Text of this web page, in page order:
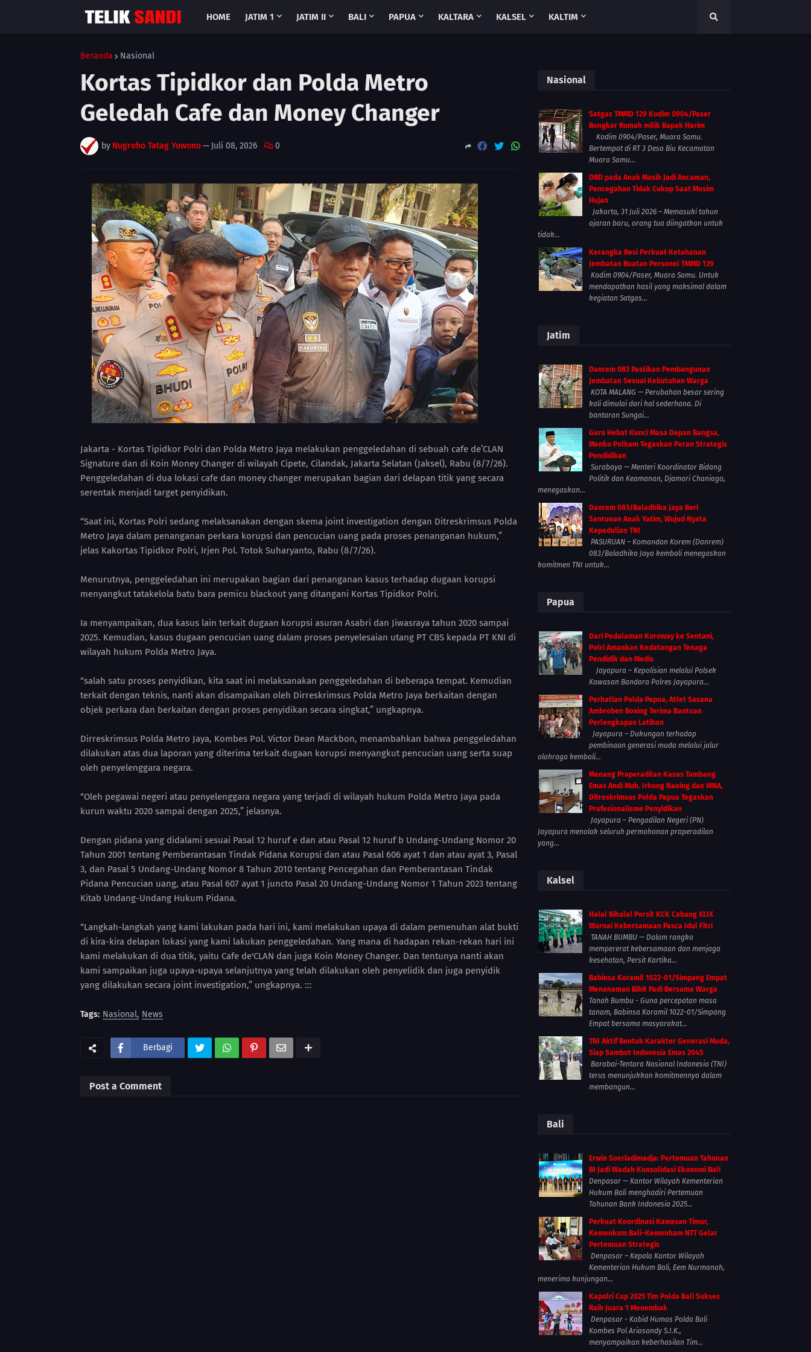
HOME JATIM 1 JATIM II BALI PAPUA KALTARA KALSEL KALTIM
Beranda Nasional
Kortas Tipidkor dan Polda Metro
Geledah Cafe dan Money Changer
by Nugroho Tatag Yuwono— Juli 08, 2026 0
Jakarta - Kortas Tipidkor Polri dan Polda Metro Jaya melakukan penggeledahan di sebuah cafe de’CLAN
Signature dan di Koin Money Changer di wilayah Cipete, Cilandak, Jakarta Selatan (Jaksel), Rabu (8/7/26).
Penggeledahan di dua lokasi cafe dan money changer merupakan bagian dari delapan titik yang secara
serentak menjadi target penyidikan.
“Saat ini, Kortas Polri sedang melaksanakan dengan skema joint investigation dengan Ditreskrimsus Polda
Metro Jaya dalam penanganan perkara korupsi dan pencucian uang pada proses penanganan hukum,”
jelas Kakortas Tipidkor Polri, Irjen Pol. Totok Suharyanto, Rabu (8/7/26).
Menurutnya, penggeledahan ini merupakan bagian dari penanganan kasus terhadap dugaan korupsi
menyangkut tatakelola batu bara pemicu blackout yang ditangani Kortas Tipidkor Polri.
Ia menyampaikan, dua kasus lain terkait dugaan korupsi asuran Asabri dan Jiwasraya tahun 2020 sampai
2025. Kemudian, kasus dugaan pencucian uang dalam proses penyelesaian utang PT CBS kepada PT KNI di
wilayah hukum Polda Metro Jaya.
“salah satu proses penyidikan, kita saat ini melaksanakan penggeledahan di beberapa tempat. Kemudian
terkait dengan teknis, nanti akan disampaikan oleh Dirreskrimsus Polda Metro Jaya berkaitan dengan
objek perkara dan berkaitan dengan proses penyidikan secara singkat,” ungkapnya.
Dirreskrimsus Polda Metro Jaya, Kombes Pol. Victor Dean Mackbon, menambahkan bahwa penggeledahan
dilakukan atas dua laporan yang diterima terkait dugaan korupsi menyangkut pencucian uang serta suap
oleh penyelenggara negara.
“Oleh pegawai negeri atau penyelenggara negara yang terjadi di wilayah hukum Polda Metro Jaya pada
kurun waktu 2020 sampai dengan 2025,” jelasnya.
Dengan pidana yang didalami sesuai Pasal 12 huruf e dan atau Pasal 12 huruf b Undang-Undang Nomor 20
Tahun 2001 tentang Pemberantasan Tindak Pidana Korupsi dan atau Pasal 606 ayat 1 dan atau ayat 3, Pasal
3, dan Pasal 5 Undang-Undang Nomor 8 Tahun 2010 tentang Pencegahan dan Pemberantasan Tindak
Pidana Pencucian uang, atau Pasal 607 ayat 1 juncto Pasal 20 Undang-Undang Nomor 1 Tahun 2023 tentang
Kitab Undang-Undang Hukum Pidana.
“Langkah-langkah yang kami lakukan pada hari ini, kami melakukan upaya di dalam pemenuhan alat bukti
di kira-kira delapan lokasi yang kami lakukan penggeledahan. Yang mana di hadapan rekan-rekan hari ini
kami melakukan di dua titik, yaitu Cafe de'CLAN dan juga Koin Money Changer. Dan tentunya nanti akan
kami sampaikan juga upaya-upaya selanjutnya yang telah dilakukan oleh penyelidik dan juga penyidik
yang dilakukan secara joint investigation,” ungkapnya. :::
Tags: Nasional News
Berbagi
Post a Comment
Nasional
Satgas TMMD 129 Kodim 0904/Paser
Bongkar Rumah milik Bapak Harim
Kodim 0904/Paser, Muara Samu.
Bertempat di RT 3 Desa Biu Kecamatan
Muara Samu...
DBD pada Anak Masih Jadi Ancaman,
Pencegahan Tidak Cukup Saat Musim
Hujan
Jakarta, 31 Juli 2026 – Memasuki tahun
ajaran baru, orang tua diingatkan untuk
tidak...
Kerangka Besi Perkuat Ketahanan
Jembatan Buatan Personel TMMD 129
Kodim 0904/Paser, Muara Samu. Untuk
mendapatkan hasil yang maksimal dalam
kegiatan Satgas...
Jatim
Danrem 083 Pastikan Pembangunan
Jembatan Sesuai Kebutuhan Warga
KOTA MALANG — Perubahan besar sering
kali dimulai dari hal sederhana. Di
bantaran Sungai...
Guru Hebat Kunci Masa Depan Bangsa,
Menko Polkam Tegaskan Peran Strategis
Pendidikan
Surabaya — Menteri Koordinator Bidang
Politik dan Keamanan, Djamari Chaniago,
menegaskan...
Danrem 083/Baladhika Jaya Beri
Santunan Anak Yatim, Wujud Nyata
Kepedulian TNI
PASURUAN – Komandan Korem (Danrem)
083/Baladhika Jaya kembali menegaskan
komitmen TNI untuk...
Papua
Dari Pedalaman Koroway ke Sentani,
Polri Amankan Kedatangan Tenaga
Pendidik dan Medis
Jayapura – Kepolisian melalui Polsek
Kawasan Bandara Polres Jayapura...
Perhatian Polda Papua, Atlet Sasana
Ambroben Boxing Terima Bantuan
Perlengkapan Latihan
Jayapura – Dukungan terhadap
pembinaan generasi muda melalui jalur
olahraga kembali...
Menang Praperadilan Kasus Tambang
Emas Andi Muh. Irhong Naeing dan WNA,
Ditreskrimsus Polda Papua Tegaskan
Profesionalisme Penyidikan
Jayapura – Pengadilan Negeri (PN)
Jayapura menolak seluruh permohonan praperadilan
yang...
Kalsel
Halal Bihalal Persit KCK Cabang XLIX
Warnai Kebersamaan Pasca Idul Fitri
TANAH BUMBU — Dalam rangka
mempererat kebersamaan dan menjaga
kesehatan, Persit Kartika...
Babinsa Koramil 1022-01/Simpang Empat
Menanaman Bibit Padi Bersama Warga
Tanah Bumbu - Guna percepatan masa
tanam, Babinsa Koramil 1022-01/Simpang
Empat bersama masyarakat...
TNI Aktif Bentuk Karakter Generasi Muda,
Siap Sambut Indonesia Emas 2045
Barabai-Tentara Nasional Indonesia (TNI)
terus menunjukkan komitmennya dalam
membangun...
Bali
Erwin Soeriadimadja: Pertemuan Tahunan
BI Jadi Wadah Konsolidasi Ekonomi Bali
Denpasar — Kantor Wilayah Kementerian
Hukum Bali menghadiri Pertemuan
Tahunan Bank Indonesia 2025...
Perkuat Koordinasi Kawasan Timur,
Kemenkum Bali–Kemenham NTT Gelar
Pertemuan Strategis
Denpasar – Kepala Kantor Wilayah
Kementerian Hukum Bali, Eem Nurmanah,
menerima kunjungan...
Kapolri Cup 2025 Tim Polda Bali Sukses
Raih Juara 1 Menembak
Denpasar - Kabid Humas Polda Bali
Kombes Pol Ariasandy S.I.K.,
menyampaikan keberhasilan Tim...